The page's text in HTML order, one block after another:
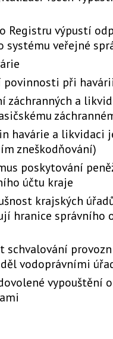
Registru výpustí
veřejné
povinnosti při
záchranných a
havárie a likvidaci
zneškodňování)
poskytování
účtu kraje
krajských
hranice správního
schvalování
vodoprávními
vypouštění